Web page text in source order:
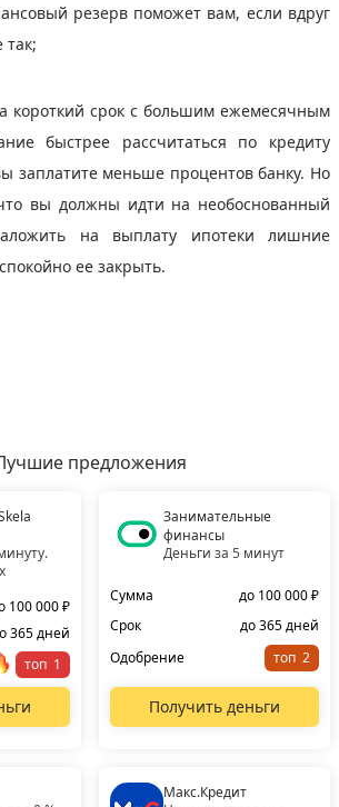
резерв поможет вам, если вдруг
так;
короткий срок с большим ежемесячным
быстрее рассчитаться по кредиту
заплатите меньше процентов банку. Но
вы должны идти на необоснованный
на выплату ипотеки лишние
ее закрыть.
предложения
100 000 ₽
365 дней
топ
Занимательные
финансы
Деньги за 5 минут
Сумма
до 100 000 ₽
Срок
до 365 дней
Одобрение
топ
Получить деньги
Макс.Кредит